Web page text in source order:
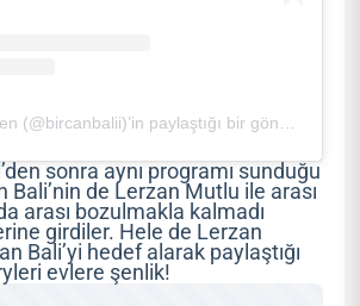
sonra aynı programı sunduğu
Bali’nin de Lerzan Mutlu ile arası
arası bozulmakla kalmadı
girdiler. Hele de Lerzan
Bali’yi hedef alarak paylaştığı
evlere şenlik!